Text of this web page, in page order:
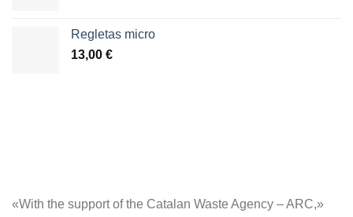
Regletas micro
13,00 €
«With the support of the Catalan Waste Agency – ARC,»